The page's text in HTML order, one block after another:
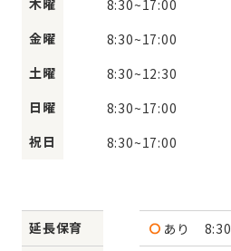
木曜
8:30~17:00
金曜
8:30~17:00
土曜
8:30~12:30
日曜
8:30~17:00
祝日
8:30~17:00
延長保育 あり